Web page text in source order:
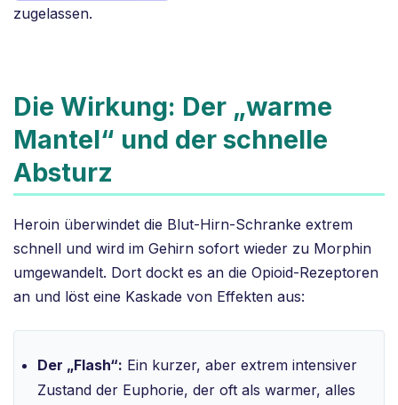
zugelassen.
Die Wirkung: Der „warme
Mantel“ und der schnelle
Absturz
Heroin überwindet die Blut-Hirn-Schranke extrem
schnell und wird im Gehirn sofort wieder zu Morphin
umgewandelt. Dort dockt es an die Opioid-Rezeptoren
an und löst eine Kaskade von Effekten aus:
Der „Flash“: Ein kurzer, aber extrem intensiver
Zustand der Euphorie, der oft als warmer, alles